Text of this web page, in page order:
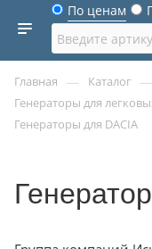
По ценам
Главная — Каталог —
Генераторы для
Генераторы для DACIA